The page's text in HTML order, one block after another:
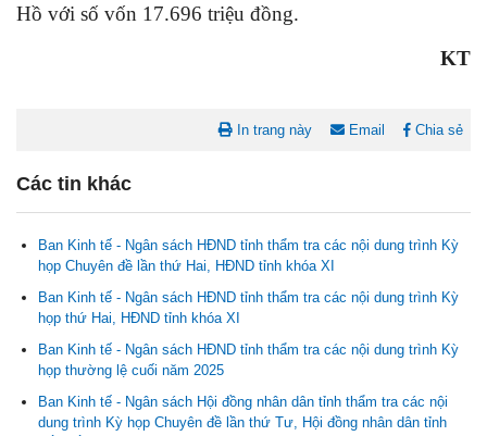
Hồ với số vốn 17.696 triệu đồng.
KT
In trang này Email Chia sẻ
Các tin khác
Ban Kinh tế - Ngân sách HĐND tỉnh thẩm tra các nội dung trình Kỳ
họp Chuyên đề lần thứ Hai, HĐND tỉnh khóa XI
Ban Kinh tế - Ngân sách HĐND tỉnh thẩm tra các nội dung trình Kỳ
họp thứ Hai, HĐND tỉnh khóa XI
Ban Kinh tế - Ngân sách HĐND tỉnh thẩm tra các nội dung trình Kỳ
họp thường lệ cuối năm 2025
Ban Kinh tế - Ngân sách Hội đồng nhân dân tỉnh thẩm tra các nội
dung trình Kỳ họp Chuyên đề lần thứ Tư, Hội đồng nhân dân tỉnh
Nghị quyết Cho ý kiến về cam kết bố trí nguồn vốn đối ứng ngân